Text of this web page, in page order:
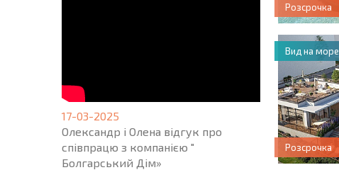
17-03-2025
Олександр і Олена відгук про
співпрацю з компанією "
Болгарський Дім»
Розсрочка
Розсрочка
Вид на море